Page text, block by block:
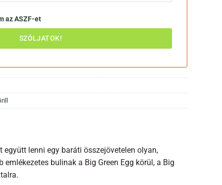
azASZF-et
lenni egy baráti összejövetelen olyan,
bulinak a Big Green Egg körül, a Big